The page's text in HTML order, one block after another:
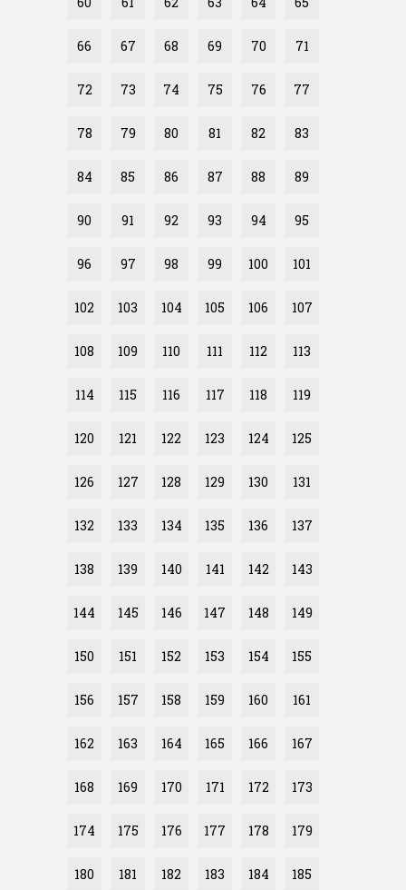
66 67 68 69 70 71
72 73 74 75 76 77
78 79 80 81 82 83
84 85 86 87 88 89
90 91 92 93 94 95
96 97 98 99 100 101
102 103 104 105 106 107
108 109 110 111 112 113
114 115 116 117 118 119
120 121 122 123 124 125
126 127 128 129 130 131
132 133 134 135 136 137
138 139 140 141 142 143
144 145 146 147 148 149
150 151 152 153 154 155
156 157 158 159 160 161
162 163 164 165 166 167
168 169 170 171 172 173
174 175 176 177 178 179
180 181 182 183 184 185